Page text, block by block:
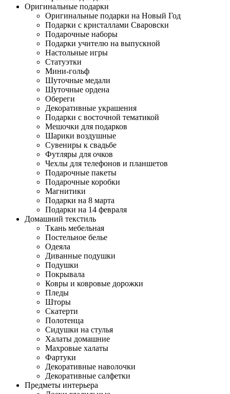
Оригинальные подарки
Оригинальные подарки на Новый Год
Подарки с кристаллами Сваровски
Подарочные наборы
Подарки учителю на выпускной
Настольные игры
Статуэтки
Мини-гольф
Шуточные медали
Шуточные ордена
Обереги
Декоративные украшения
Подарки с восточной тематикой
Мешочки для подарков
Шарики воздушные
Сувениры к свадьбе
Футляры для очков
Чехлы для телефонов и планшетов
Подарочные пакеты
Подарочные коробки
Магнитики
Подарки на 8 марта
Подарки на 14 февраля
Домашний текстиль
Ткань мебельная
Постельное белье
Одеяла
Диванные подушки
Подушки
Покрывала
Ковры и ковровые дорожки
Пледы
Шторы
Скатерти
Полотенца
Сидушки на стулья
Халаты домашние
Махровые халаты
Фартуки
Декоративные наволочки
Декоративные салфетки
Предметы интерьера